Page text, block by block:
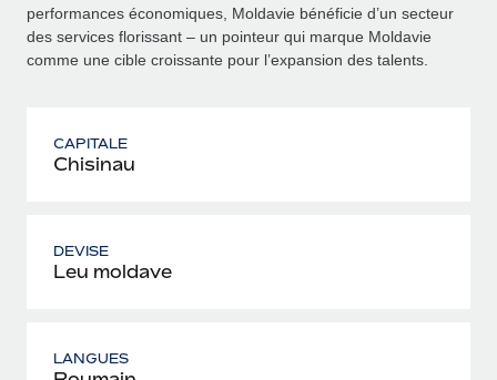
performances économiques, Moldavie bénéficie d’un secteur
des services florissant – un pointeur qui marque Moldavie
comme une cible croissante pour l’expansion des talents.
CAPITALE
Chisinau
DEVISE
Leu moldave
LANGUES